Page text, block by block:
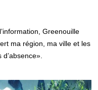
Greenouille
ma région, ma ville et les